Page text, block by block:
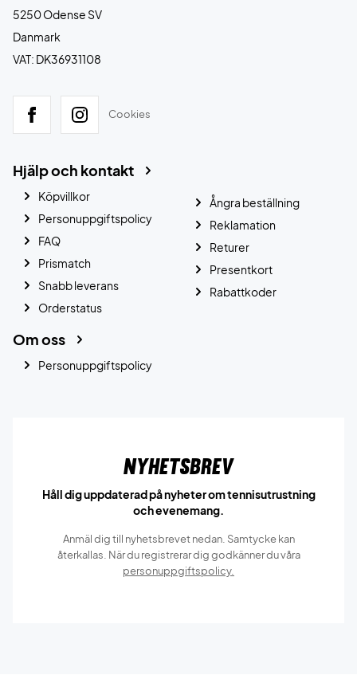
5250 Odense SV
Danmark
VAT: DK36931108
Cookies
Hjälp och kontakt
Köpvillkor
Personuppgiftspolicy
FAQ
Prismatch
Snabb leverans
Orderstatus
Ångra beställning
Reklamation
Returer
Presentkort
Rabattkoder
Om oss
Personuppgiftspolicy
Nyhetsbrev
Håll dig uppdaterad på nyheter om tennisutrustning
och evenemang.
Anmäl dig till nyhetsbrevet nedan. Samtycke kan
återkallas. När du registrerar dig godkänner du våra
personuppgiftspolicy.